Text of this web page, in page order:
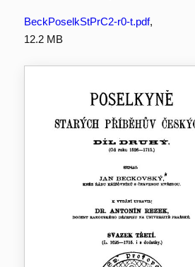
BeckPoselkStPrC2-r0-t.pdf,
12.2 MB